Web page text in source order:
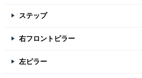
ステップ
右フロントピラー
左ピラー